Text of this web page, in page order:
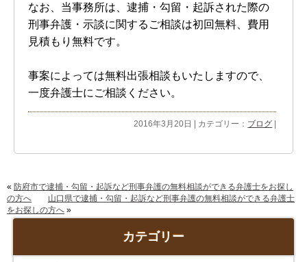
なお、当事務所は、逮捕・勾留・起訴された際の
刑事弁護・示談に関するご相談は初回無料、費用
見積もり無料です。
事案によっては無料出張相談もいたしますので、
一度弁護士にご相談ください。
2016年3月20日 | カテゴリー： ブログ |
« 防府市で逮捕・勾留・起訴など刑事弁護の無料相談ができる弁護士をお探し
の方へ
山口県で逮捕・勾留・起訴など刑事弁護の無料相談ができる弁護士
をお探しの方へ »
カテゴリー